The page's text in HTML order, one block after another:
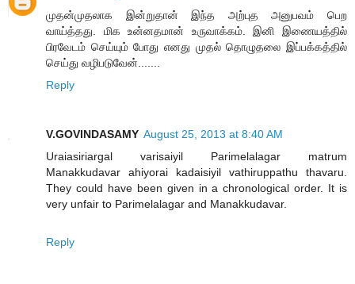
முதன்முதலாக இன்றுதான் இந்த அற்புத அனுபவம் பெற
வாய்த்தது. மிக உன்னதமான் உருவாக்கம். இனி இணையத்தில்
பிரவேடம் செய்யும் போது எனது முதல் தொழுதலை இப்பக்கத்தில்
செய்து வழிபடுவேன்.......
Reply
V.GOVINDASAMY August 25, 2013 at 8:40 AM
Uraiasiriargal varisaiyil Parimelalagar matrum
Manakkudavar ahiyorai kadaisiyil vathiruppathu thavaru.
They could have been given in a chronological order. It is
very unfair to Parimelalagar and Manakkudavar.
Reply